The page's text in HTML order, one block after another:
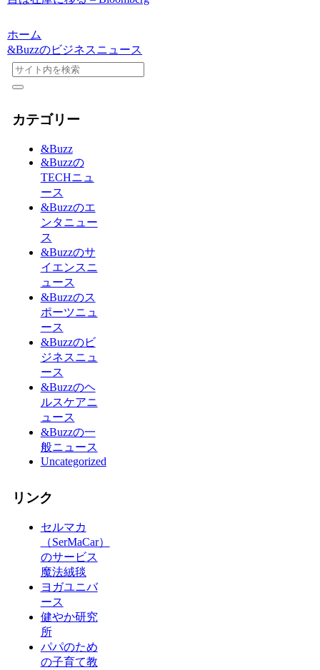
ホーム
&Buzzのビジネスニュース
カテゴリー
&Buzz
&Buzzの
TECHニュ
ース
&Buzzのエ
ンタニュー
ス
&Buzzのサ
イエンスニ
ュース
&Buzzのス
ポーツニュ
ース
&Buzzのビ
ジネスニュ
ース
&Buzzのヘ
ルスケアニ
ュース
&Buzzの一
般ニュース
Uncategorized
リンク
セルマカ
（SerMaCar）
のサービス
魔法絨毯
ヨガユニバ
ース
健やか研究
所
パパのため
の子育て教